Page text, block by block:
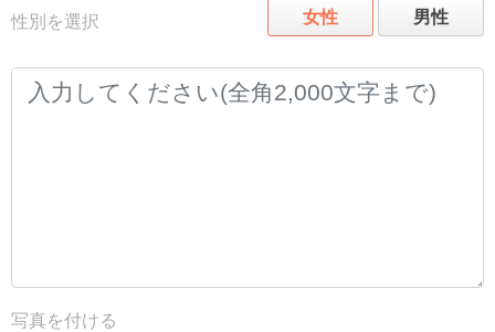
性別を選択 女性 男性
写真を付ける